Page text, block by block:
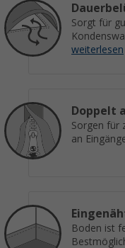
Sorgt für
weiterlesen
Doppelt
Sorgen für
an
Boden ist